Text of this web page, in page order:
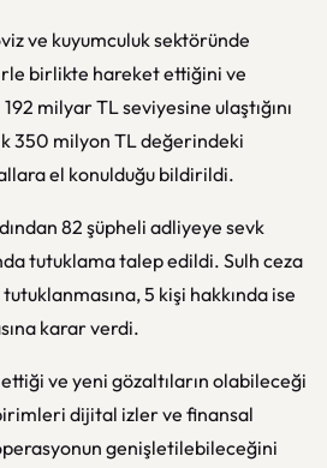
ve kuyumculuk sektöründe
birlikte hareket ettiğini ve
milyar TL seviyesine ulaştığını
350 milyon TL değerindeki
el konulduğu bildirildi.
82 şüpheli adliyeye sevk
tutuklama talep edildi. Sulh ceza
5 kişi hakkında ise
karar verdi.
ve yeni gözaltıların olabileceği
dijital izler ve finansal
genişletilebileceğini